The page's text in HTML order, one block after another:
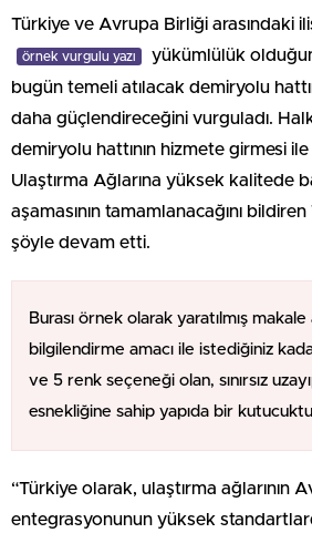
Türkiye ve Avrupa Birliği arasındaki
örnek vurgulu yazı
yükümlülük
bugün temeli atılacak demiryolu
daha güçlendireceğini vurguladı.
demiryolu hattının hizmete girmesi
Ulaştırma Ağlarına yüksek kalitede
aşamasının tamamlanacağını
şöyle devam etti.
Burası örnek olarak yaratılmış makale
bilgilendirme amacı ile istediğiniz
ve 5 renk seçeneği olan, sınırsız
esnekliğine sahip yapıda bir
“Türkiye olarak, ulaştırma ağlarının
entegrasyonunun yüksek